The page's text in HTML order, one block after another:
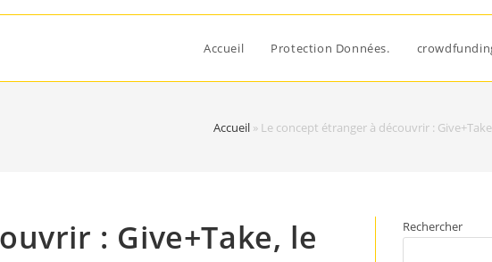
Accueil Protection Données.
Accueil » Le concept étranger à découvrir :
: Give+Take, le
Rechercher